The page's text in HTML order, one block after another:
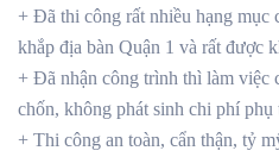
+ Đã thi công rất nhiều hạng mục
khắp địa bàn Quận 1 và rất được
+ Đã nhận công trình thì làm việc
chốn, không phát sinh chi phí
+ Thi công an toàn, cẩn thận, tỷ